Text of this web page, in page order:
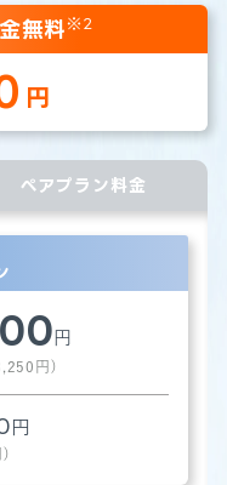
無料※2
円
ペアプラン料金
円
円)
円
)